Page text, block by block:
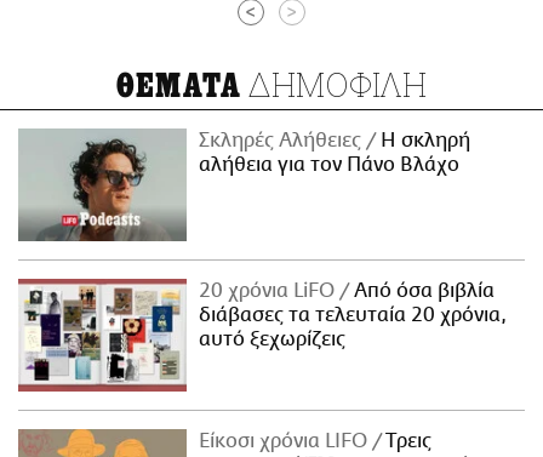
< >
ΘΕΜΑΤΑ ΔΗΜΟΦΙΛΗ
Σκληρές Αλήθειες
H σκληρή
αλήθεια για τον Πάνο Βλάχο
20 χρόνια LiFO
Από όσα βιβλία
διάβασες τα τελευταία 20 χρόνια,
αυτό ξεχωρίζεις
Είκοσι χρόνια LIFO
Tρεις